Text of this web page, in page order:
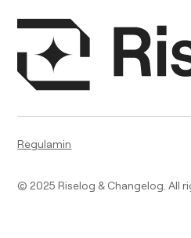
© 2025 Riselog & Changelog. All
Regulamin